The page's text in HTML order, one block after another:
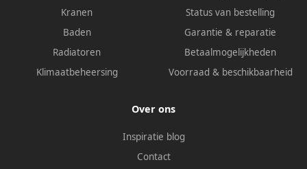
Kranen
Baden
Radiatoren
Klimaatbeheersing
Status van bestelling
Garantie & reparatie
Betaalmogelijkheden
Voorraad & beschikbaarheid
Over ons
Inspiratie blog
Contact